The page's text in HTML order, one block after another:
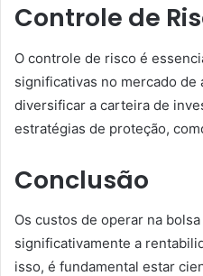
Controle de
O controle de risco é
significativas no mercado de
diversificar a carteira de
estratégias de proteção,
Conclusão
Os custos de operar na
significativamente a
isso, é fundamental estar